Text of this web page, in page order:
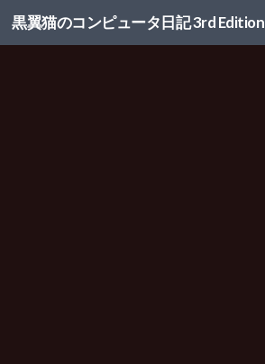
コンテンツへスキップ
黒翼猫のコンピュータ日記 3rd Edition